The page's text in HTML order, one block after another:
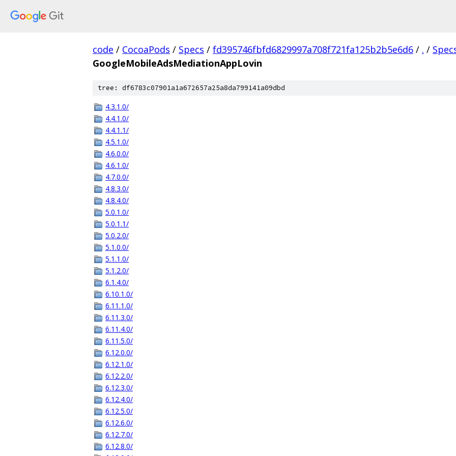
code / CocoaPods / Specs / fd395746fbfd6829997a708f721fa125b2b5e6d6 / . /
GoogleMobileAdsMediationAppLovin
tree: df6783c07901a1a672657a25a8da799141a09dbd
4.3.1.0/
4.4.1.0/
4.4.1.1/
4.5.1.0/
4.6.0.0/
4.6.1.0/
4.7.0.0/
4.8.3.0/
4.8.4.0/
5.0.1.0/
5.0.1.1/
5.0.2.0/
5.1.0.0/
5.1.1.0/
5.1.2.0/
6.1.4.0/
6.10.1.0/
6.11.1.0/
6.11.3.0/
6.11.4.0/
6.11.5.0/
6.12.0.0/
6.12.1.0/
6.12.2.0/
6.12.3.0/
6.12.4.0/
6.12.5.0/
6.12.6.0/
6.12.7.0/
6.12.8.0/